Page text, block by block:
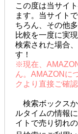
この度は当サイ
ます。当サイト
ちろん、その他
比較を一度に実
検索された場合
す！
※現在、
ん。AMAZONに
クより直接ご確
検索ボックス
ルタイムの情報
イトで売り切れ